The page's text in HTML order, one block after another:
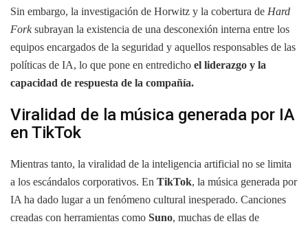
Sin embargo, la investigación de Horwitz y la cobertura de Hard
Forksubrayan la existencia de una desconexión interna entre los
equipos encargados de la seguridad y aquellos responsables de las
políticas de IA, lo que pone en entredicho el liderazgo y la
capacidad de respuesta de la compañía.
Viralidad de la música generada por IA
en TikTok
Mientras tanto, la viralidad de la inteligencia artificial no se limita
a los escándalos corporativos. En TikTok, la música generada por
IA ha dado lugar a un fenómeno cultural inesperado. Canciones
creadas con herramientas como Suno, muchas de ellas de